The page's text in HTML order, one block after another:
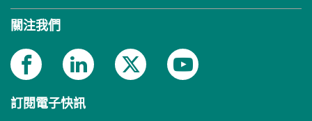
關注我們
訂閱電子快訊